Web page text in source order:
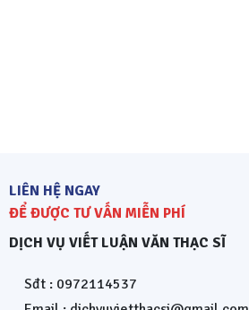
LIÊN HỆ NGAY
ĐỂ ĐƯỢC TƯ VẤN MIỄN PHÍ
DỊCH VỤ VIẾT LUẬN VĂN THẠC SĨ
Sđt : 0972114537